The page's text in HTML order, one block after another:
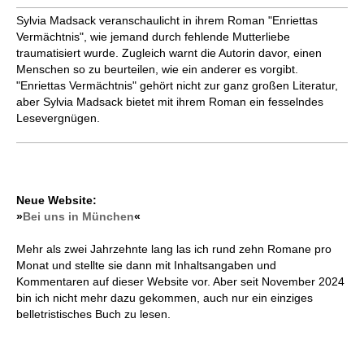
Sylvia Madsack veranschaulicht in ihrem Roman "Enriettas
Vermächtnis", wie jemand durch fehlende Mutterliebe
traumatisiert wurde. Zugleich warnt die Autorin davor, einen
Menschen so zu beurteilen, wie ein anderer es vorgibt.
"Enriettas Vermächtnis" gehört nicht zur ganz großen Literatur,
aber Sylvia Madsack bietet mit ihrem Roman ein fesselndes
Lesevergnügen.
Neue Website:
»Bei uns in München«
Mehr als zwei Jahrzehnte lang las ich rund zehn Romane pro
Monat und stellte sie dann mit Inhaltsangaben und
Kommentaren auf dieser Website vor. Aber seit November 2024
bin ich nicht mehr dazu gekommen, auch nur ein einziges
belletristisches Buch zu lesen.